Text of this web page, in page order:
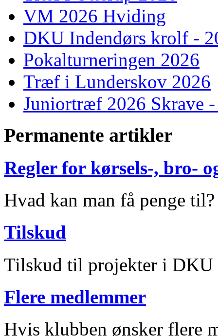
VM 2026 Hviding
DKU Indendørs krolf -
Pokalturneringen 2026
Træf i Lunderskov 2026
Juniortræf 2026 Skrave
Permanente artikler
Regler for kørsels-, bro-
Hvad kan man få penge til?
Tilskud
Tilskud til projekter i DKU
Flere medlemmer
Hvis klubben ønsker flere